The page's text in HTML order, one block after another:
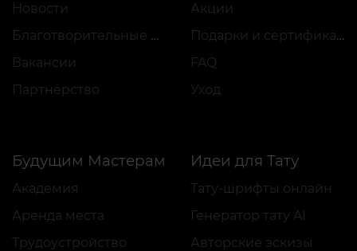
Новости
Благотворительные проекты
Вакансии
Партнёрство
Акции
Подарки и сертификаты
FAQ
Уход
Будущим Мастерам
Академия
Аренда места
Трудоустройство
Идеи для Тату
Тату-шрифты онлайн
Генератор тату AI
Авторские эскизы